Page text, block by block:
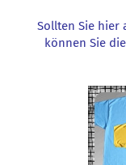
Sollten Sie hier
können Sie